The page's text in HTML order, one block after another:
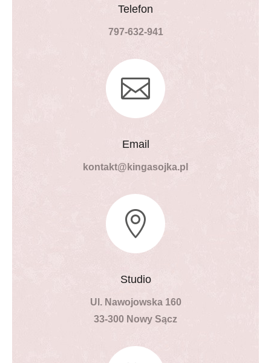
Telefon
797-632-941

Email
kontakt@kingasojka.pl

Studio
Ul. Nawojowska 160
33-300 Nowy Sącz